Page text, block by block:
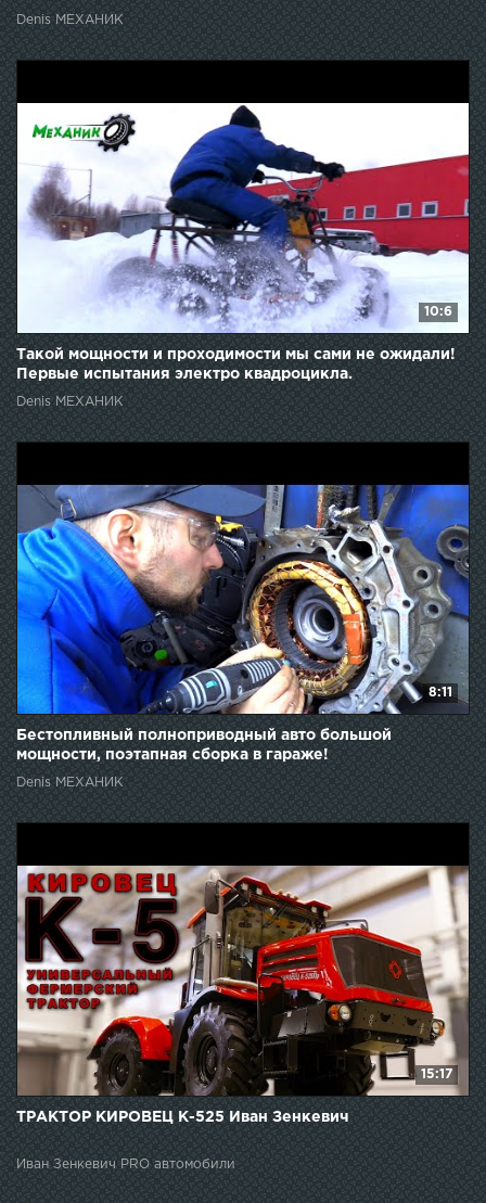
Denis МЕХАНИК
10:6
Такой мощности и проходимости мы сами не ожидали!
Первые испытания электро квадроцикла.
Denis МЕХАНИК
8:11
Бестопливный полноприводный авто большой
мощности, поэтапная сборка в гараже!
Denis МЕХАНИК
15:17
ТРАКТОР КИРОВЕЦ К-525 Иван Зенкевич
Иван Зенкевич PRO автомобили